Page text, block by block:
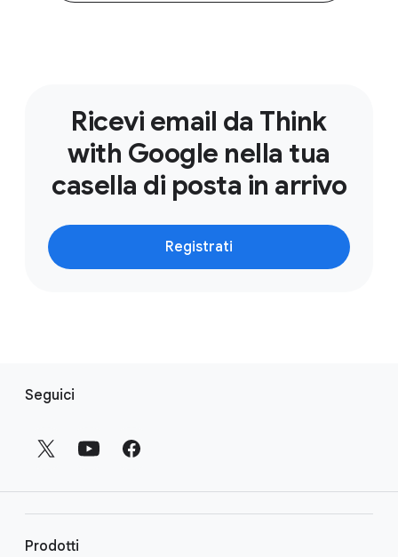
Ricevi email da Think
with Google nella tua
casella di posta in arrivo
Registrati
p
Seguici
Prodotti